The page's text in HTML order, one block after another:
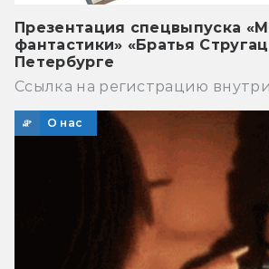
Презентация спецвыпуска «Мира
фантастики» «Братья
Петербурге
Ссылка на регистрацию
О нас